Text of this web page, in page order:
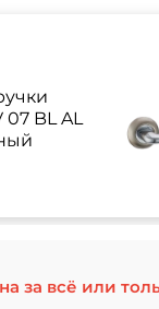
07 BL AL
за всё или